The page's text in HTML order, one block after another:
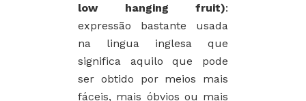
low hanging fruit):
expressão bastante usada
na lingua inglesa que
significa aquilo que pode
ser obtido por meios mais
fáceis, mais óbvios ou mais